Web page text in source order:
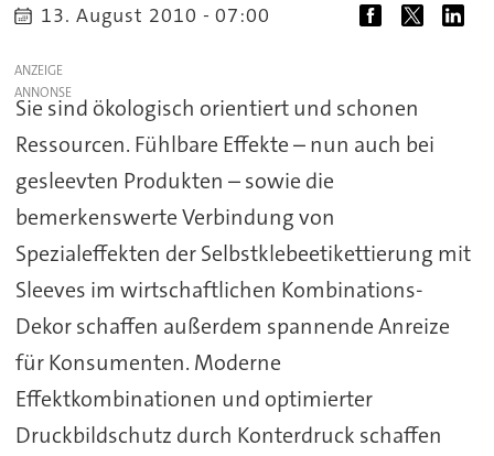
13. August 2010 - 07:00
ANZEIGE
Sie sind ökologisch orientiert und schonen
Ressourcen. Fühlbare Effekte – nun auch bei
gesleevten Produkten – sowie die
bemerkenswerte Verbindung von
Spezialeffekten der Selbstklebeetikettierung mit
Sleeves im wirtschaftlichen Kombinations-
Dekor schaffen außerdem spannende Anreize
für Konsumenten. Moderne
Effektkombinationen und optimierter
Druckbildschutz durch Konterdruck schaffen